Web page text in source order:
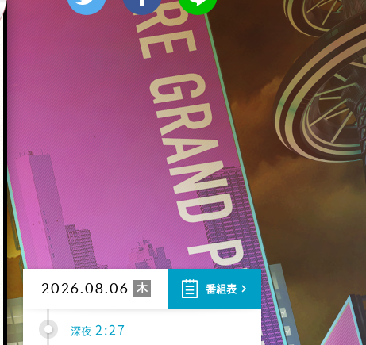
2026.08.06 木 番組表
あざとくて何が悪いの? 令和
最新!男女の出会いの場「相席
ラウンジ」に潜入調査!
テレ朝サマフェスナビ
深夜
FRUITS ZIPPERのNEW
KAWAIIってしてよ?
深夜 2:27